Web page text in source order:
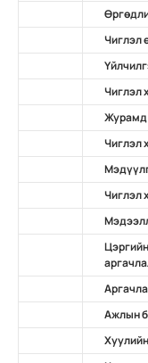
Чиглэл
Чиглэл
Журамд
Чиглэл
Чиглэл
Ажлын